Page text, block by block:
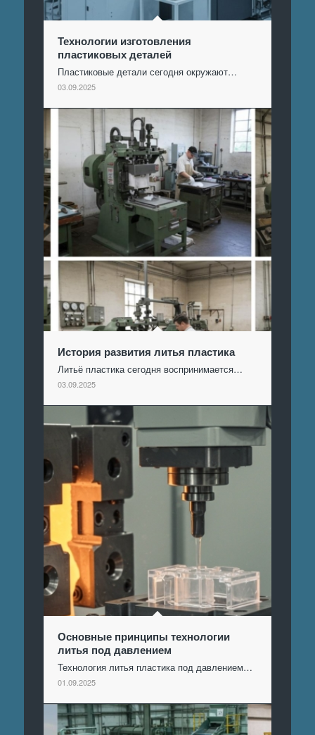
Технологии изготовления
пластиковых деталей
Пластиковые детали сегодня окружают…
03.09.2025
История развития литья пластика
Литьё пластика сегодня воспринимается…
03.09.2025
Основные принципы технологии
литья под давлением
Технология литья пластика под давлением…
01.09.2025